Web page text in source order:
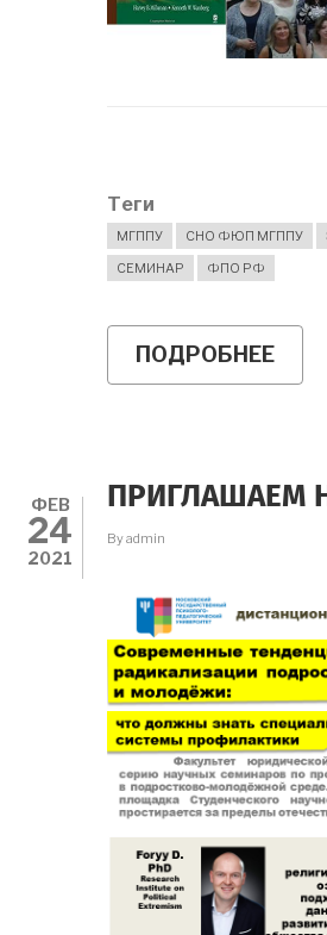
Теги
МГППУ СНО ФЮП МГППУ
СЕМИНАР
ФПО РФ
ПОДРОБНЕЕ
ФЕВ
24
2021
ПРИГЛАШАЕМ
Byadmin